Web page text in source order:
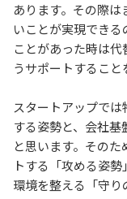
あります。その際
いことが実現でき
ことがあった時は
うサポートすること
スタートアップで
する姿勢と、会社
と思います。その
トする「攻める姿
環境を整える「守り